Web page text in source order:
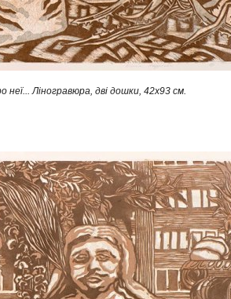
неї... Ліногравюра, дві дошки, 42х93 см.